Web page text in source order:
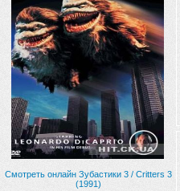
Смотреть онлайн Зубастики 3 / Critters 3
(1991)